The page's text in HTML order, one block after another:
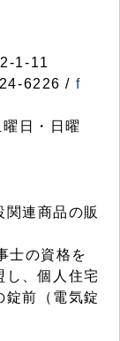
1-11
6226 / f
日・日曜
連商品の販
士の資格を
し、個人住宅
錠前（電気錠